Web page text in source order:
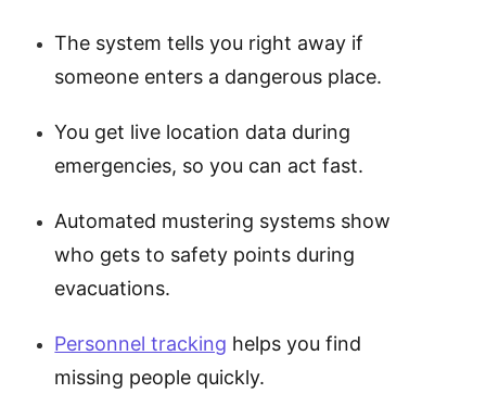
The system tells you right away if
someone enters a dangerous place.
You get live location data during
emergencies, so you can act fast.
Automated mustering systems show
who gets to safety points during
evacuations.
Personnel tracking helps you find
missing people quickly.